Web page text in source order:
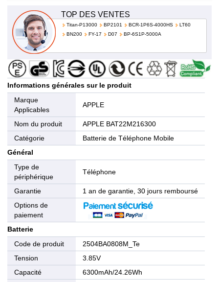
TOP DES VENTES
Titan-P13000 BP2101 BCR-1P6S-4000HS
LT60
BN200
FY-17 D07 BP-6S1P-5000A
Informations générales sur le produit
Marque
Applicables
APPLE
Nom du produit
APPLE BAT22M216300
Catégorie
Batterie de Téléphone Mobile
Général
Type de
périphérique
Téléphone
Garantie
1 an de garantie, 30 jours remboursé
Options de
paiement
Batterie
Code de produit
2504BA0808M_Te
Tension
3.85V
Capacité
6300mAh/24.26Wh